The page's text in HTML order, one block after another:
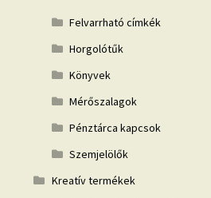
Felvarrható címkék
Horgolótűk
Könyvek
Mérőszalagok
Pénztárca kapcsok
Szemjelölők
Kreatív termékek